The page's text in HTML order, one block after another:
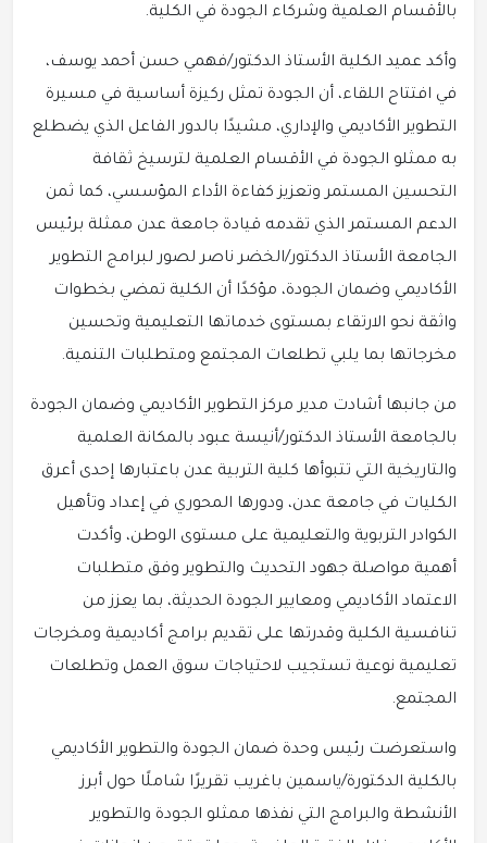
بالأقسام العلمية وشركاء الجودة في الكلية.
وأكد عميد الكلية الأستاذ الدكتور/فهمي حسن أحمد يوسف،
في افتتاح اللقاء، أن الجودة تمثل ركيزة أساسية في مسيرة
التطوير الأكاديمي والإداري، مشيدًا بالدور الفاعل الذي يضطلع
به ممثلو الجودة في الأقسام العلمية لترسيخ ثقافة
التحسين المستمر وتعزيز كفاءة الأداء المؤسسي، كما ثمن
الدعم المستمر الذي تقدمه قيادة جامعة عدن ممثلة برئيس
الجامعة الأستاذ الدكتور/الخضر ناصر لصور لبرامج التطوير
الأكاديمي وضمان الجودة، مؤكدًا أن الكلية تمضي بخطوات
واثقة نحو الارتقاء بمستوى خدماتها التعليمية وتحسين
مخرجاتها بما يلبي تطلعات المجتمع ومتطلبات التنمية.
من جانبها أشادت مدير مركز التطوير الأكاديمي وضمان الجودة
بالجامعة الأستاذ الدكتور/أنيسة عبود بالمكانة العلمية
والتاريخية التي تتبوأها كلية التربية عدن باعتبارها إحدى أعرق
الكليات في جامعة عدن، ودورها المحوري في إعداد وتأهيل
الكوادر التربوية والتعليمية على مستوى الوطن، وأكدت
أهمية مواصلة جهود التحديث والتطوير وفق متطلبات
الاعتماد الأكاديمي ومعايير الجودة الحديثة، بما يعزز من
تنافسية الكلية وقدرتها على تقديم برامج أكاديمية ومخرجات
تعليمية نوعية تستجيب لاحتياجات سوق العمل وتطلعات
المجتمع.
واستعرضت رئيس وحدة ضمان الجودة والتطوير الأكاديمي
بالكلية الدكتورة/ياسمين باغريب تقريرًا شاملًا حول أبرز
الأنشطة والبرامج التي نفذها ممثلو الجودة والتطوير